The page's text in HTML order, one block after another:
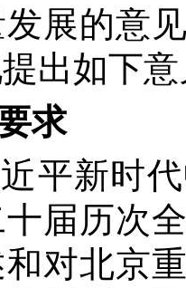
展的意
出如下
求
平新时
届历次
对北京